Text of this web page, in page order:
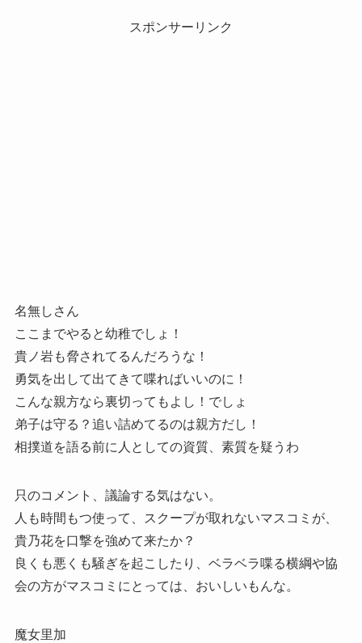
スポンサーリンク
名無しさん
ここまでやると幼稚でしょ！
貴ノ岩も脅されてるんだろうな！
勇気を出して出てきて喋ればいいのに！
こんな親方なら裏切ってもよし！でしょ
弟子は守る？追い詰めてるのは親方だし！
相撲道を語る前に人としての資質、素質を疑うわ
只のコメント、議論する気はない。
人も時間もつ使って、スクープが取れないマスコミが、
貴乃花を口撃を強めて来たか？
良くも悪くも騒ぎを起こしたり、ベラベラ喋る横綱や協
会の方がマスコミにとっては、おいしいもんな。
魔女里加